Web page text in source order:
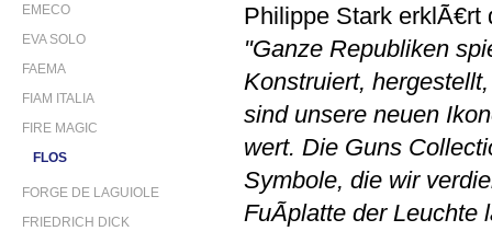
EMECO
EVA SOLO
FAEMA
FIAM ITALIA
FIRE MAGIC
FLOS
FORGE DE LAGUIOLE
FRIEDRICH DICK
Philippe Stark erklÃ€rt
"Ganze Republiken
Konstruiert,
sind unsere neuen
wert. Die Guns
Symbole, die wir
FuÃplatte der